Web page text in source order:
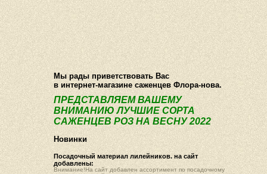
О компании Как купить Фотогалерея Статьи Опт
Мы рады приветствовать Вас
в интернет-магазине саженцев Флора-нова.
ПРЕДСТАВЛЯЕМ ВАШЕМУ
ВНИМАНИЮ ЛУЧШИЕ СОРТА
САЖЕНЦЕВ РОЗ НА ВЕСНУ 2022
Новинки
Посадочный материал лилейников. на сайт
добавлены:
Внимание!На сайт добавлен ассортимент по посадочному